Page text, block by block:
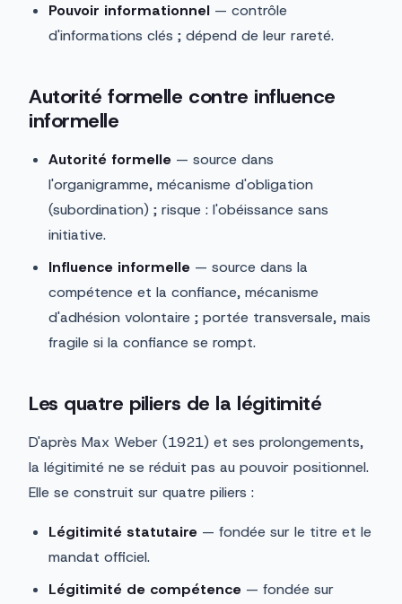
Pouvoir informationnel — contrôle
d'informations clés ; dépend de leur rareté.
Autorité formelle contre influence
informelle
Autorité formelle — source dans
l'organigramme, mécanisme d'obligation
(subordination) ; risque : l'obéissance sans
initiative.
Influence informelle — source dans la
compétence et la confiance, mécanisme
d'adhésion volontaire ; portée transversale, mais
fragile si la confiance se rompt.
Les quatre piliers de la légitimité
D'après Max Weber (1921) et ses prolongements,
la légitimité ne se réduit pas au pouvoir positionnel.
Elle se construit sur quatre piliers :
Légitimité statutaire — fondée sur le titre et le
mandat officiel.
Légitimité de compétence — fondée sur